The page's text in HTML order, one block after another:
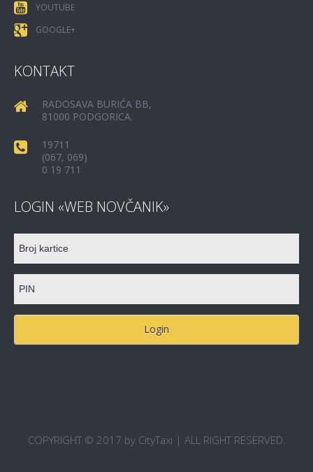
YOUTUBE
GOOGLE+
KONTAKT
RADOSAVA BURIĆA BB,
81000 PODGORICA.
19711
(067, 069)
0 19 711
LOGIN «WEB NOVČANIK»
COPYRIGHT © 2017 by CityTaxi | ALL RIGHT RESERVED.